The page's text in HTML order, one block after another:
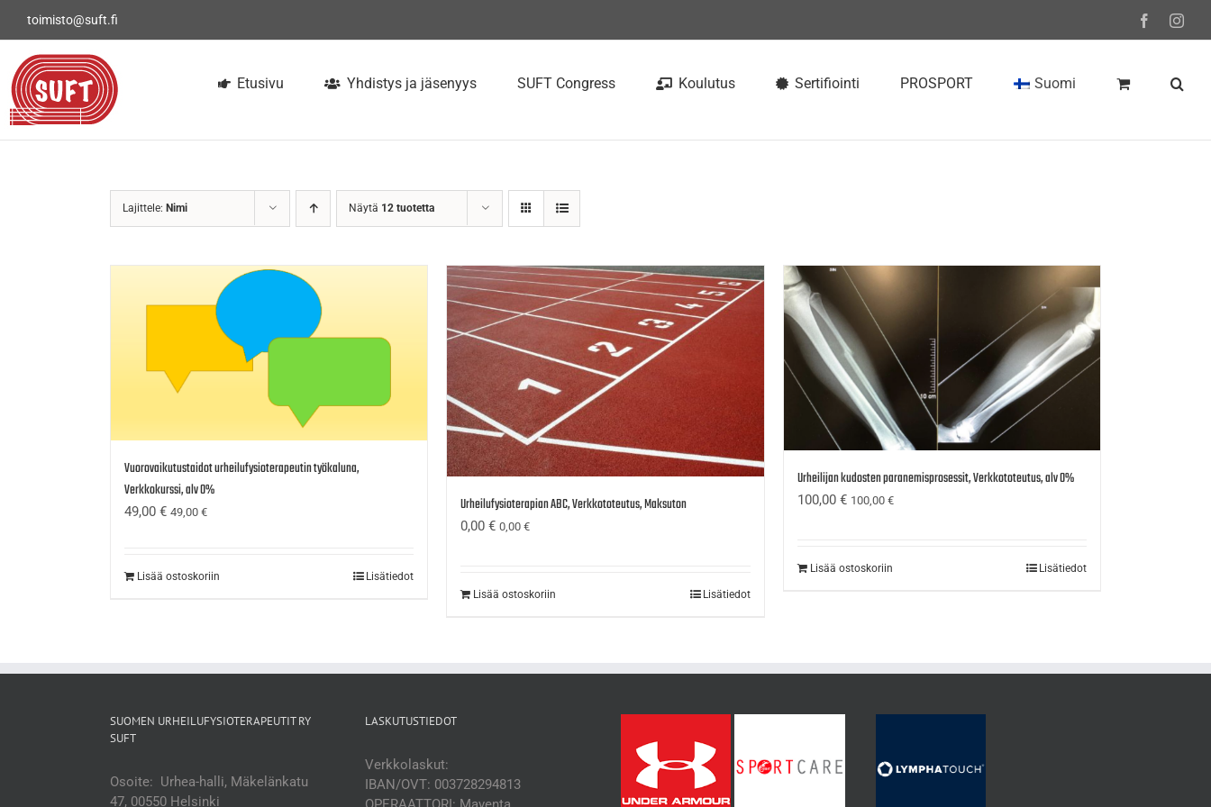
toimisto@suft.fi Facebook
Etusivu Yhdistys ja jäsenyys SUFT Congress Koulutus Sertifiointi PROSPORT Suomi
Lajittele: Nimi Näytä 12 tuotetta
Vuorovaikutustaidot urheilufysioterapeutin työkaluna,
Verkkokurssi, alv 0%
49,00 € 49,00 €
Lisää ostoskoriin Lisätiedot
Urheilufysioterapian ABC, Verkkototeutus, Maksuton
0,00€ 0,00€
Lisää ostoskoriin Lisätiedot
Urheilijan kudosten paranemisprosessit, Verkkototeutus, alv 0%
100,00 € 100,00 €
Lisää ostoskoriin Lisätiedot
SUOMEN URHEILUFYSIOTERAPEUTIT RY
SUFT
Osoite: Urhea-halli, Mäkelänkatu
47, 00550 Helsinki
LASKUTUSTIEDOT
Verkkolaskut:
IBAN/OVT: 003728294813